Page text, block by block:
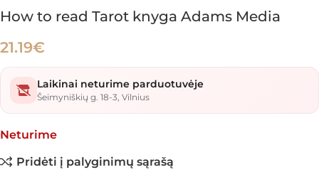
How to read Tarot knyga Adams Media
21.19€
Laikinai neturime parduotuvėje
Šeimyniškių g. 18-3, Vilnius
Neturime
Pridėti į palyginimų sąrašą